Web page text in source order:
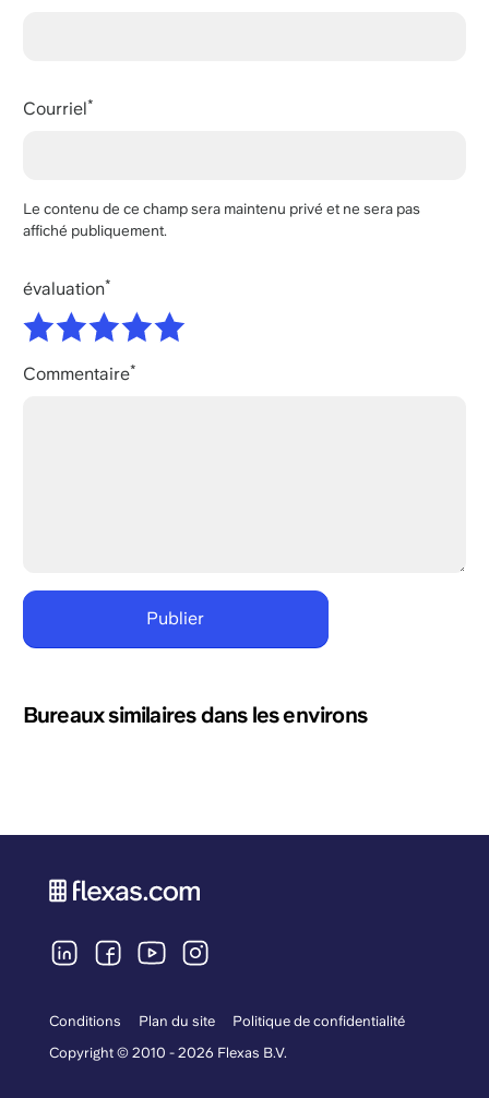
Courriel
Le contenu de ce champ sera maintenu privé et ne sera pas
affiché publiquement.
évaluation
Commentaire
Bureaux similaires dans les environs
Conditions Plan du site
Politique de confidentialité
Copyright © 2010 - 2026 Flexas B.V.